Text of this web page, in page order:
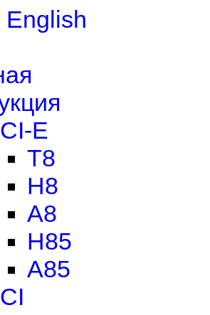
English
E
T8
H8
A8
H85
A85